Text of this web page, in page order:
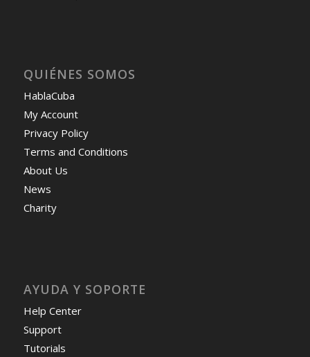
QUIÉNES SOMOS
HablaCuba
My Account
Privacy Policy
Terms and Conditions
About Us
News
Charity
AYUDA Y SOPORTE
Help Center
Support
Tutorials